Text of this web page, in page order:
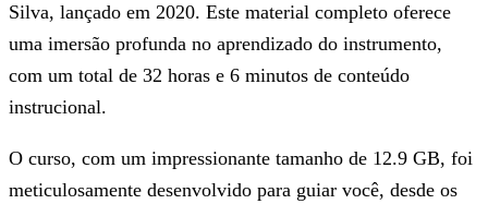
Silva, lançado em 2020. Este material completo oferece
uma imersão profunda no aprendizado do instrumento,
com um total de 32 horas e 6 minutos de conteúdo
instrucional.
O curso, com um impressionante tamanho de 12.9 GB, foi
meticulosamente desenvolvido para guiar você, desde os